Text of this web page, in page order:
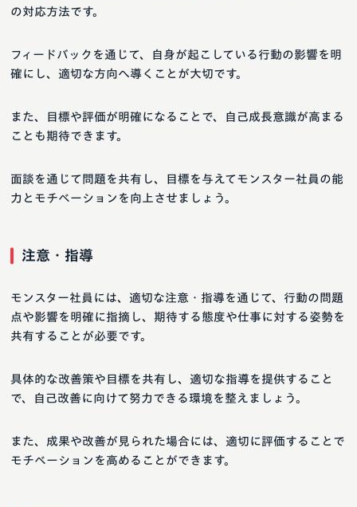
の対応方法です。
フィードバックを通じて、自身が起こしている行動の影響を明
確にし、適切な方向へ導くことが大切です。
また、目標や評価が明確になることで、自己成長意識が高まる
ことも期待できます。
面談を通じて問題を共有し、目標を与えてモンスター社員の能
力とモチベーションを向上させましょう。
注意・指導
モンスター社員には、適切な注意・指導を通じて、行動の問題
点や影響を明確に指摘し、期待する態度や仕事に対する姿勢を
共有することが必要です。
具体的な改善策や目標を共有し、適切な指導を提供すること
で、自己改善に向けて努力できる環境を整えましょう。
また、成果や改善が見られた場合には、適切に評価することで
モチベーションを高めることができます。